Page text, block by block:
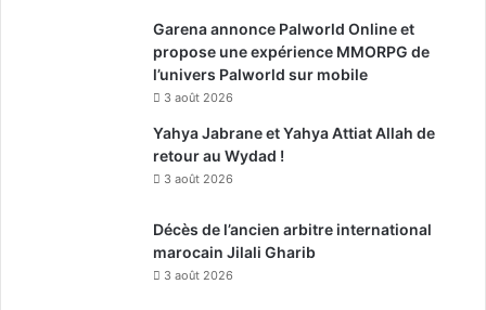
Garena annonce Palworld Online et
propose une expérience MMORPG de
l’univers Palworld sur mobile
3 août 2026
Yahya Jabrane et Yahya Attiat Allah de
retour au Wydad !
3 août 2026
Décès de l’ancien arbitre international
marocain Jilali Gharib
3 août 2026